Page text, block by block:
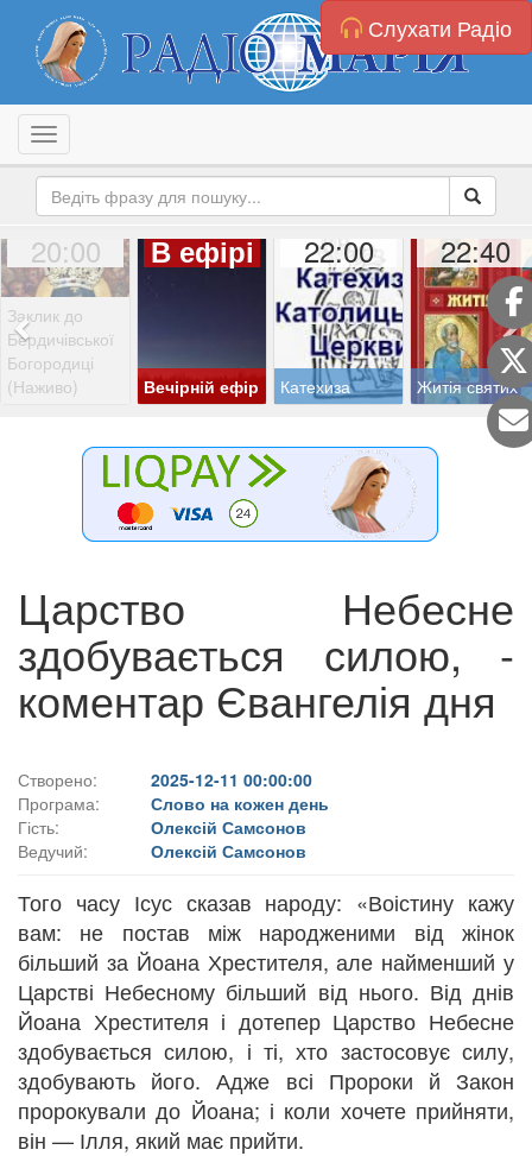
Слухати Радіо
Toggle navigation
20:00
Заклик до
Бердичівської
Богородиці
(Наживо)
В ефірі
Вечірній ефір
22:00
Катехиза
22:40
Житія святих
Царство Небесне
здобувається силою, -
коментар Євангелія дня
Створено:
2025-12-11 00:00:00
Програма:
Слово на кожен день
Гість:
Олексій Самсонов
Ведучий:
Олексій Самсонов
Того часу Ісус сказав народу: «Воістину кажу
вам: не постав між народженими від жінок
більший за Йоана Хрестителя, але найменший у
Царстві Небесному більший від нього. Від днів
Йоана Хрестителя і дотепер Царство Небесне
здобувається силою, і ті, хто застосовує силу,
здобувають його. Адже всі Пророки й Закон
пророкували до Йоана; і коли хочете прийняти,
він — Ілля, який має прийти.